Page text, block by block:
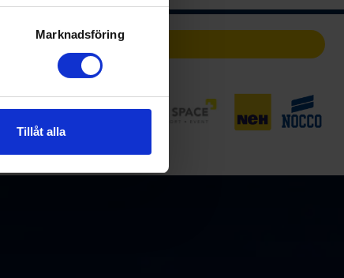
. Du kan ändra
från din enhet
kombinera informationen
Marknadsföring
Tillåt alla
Partners